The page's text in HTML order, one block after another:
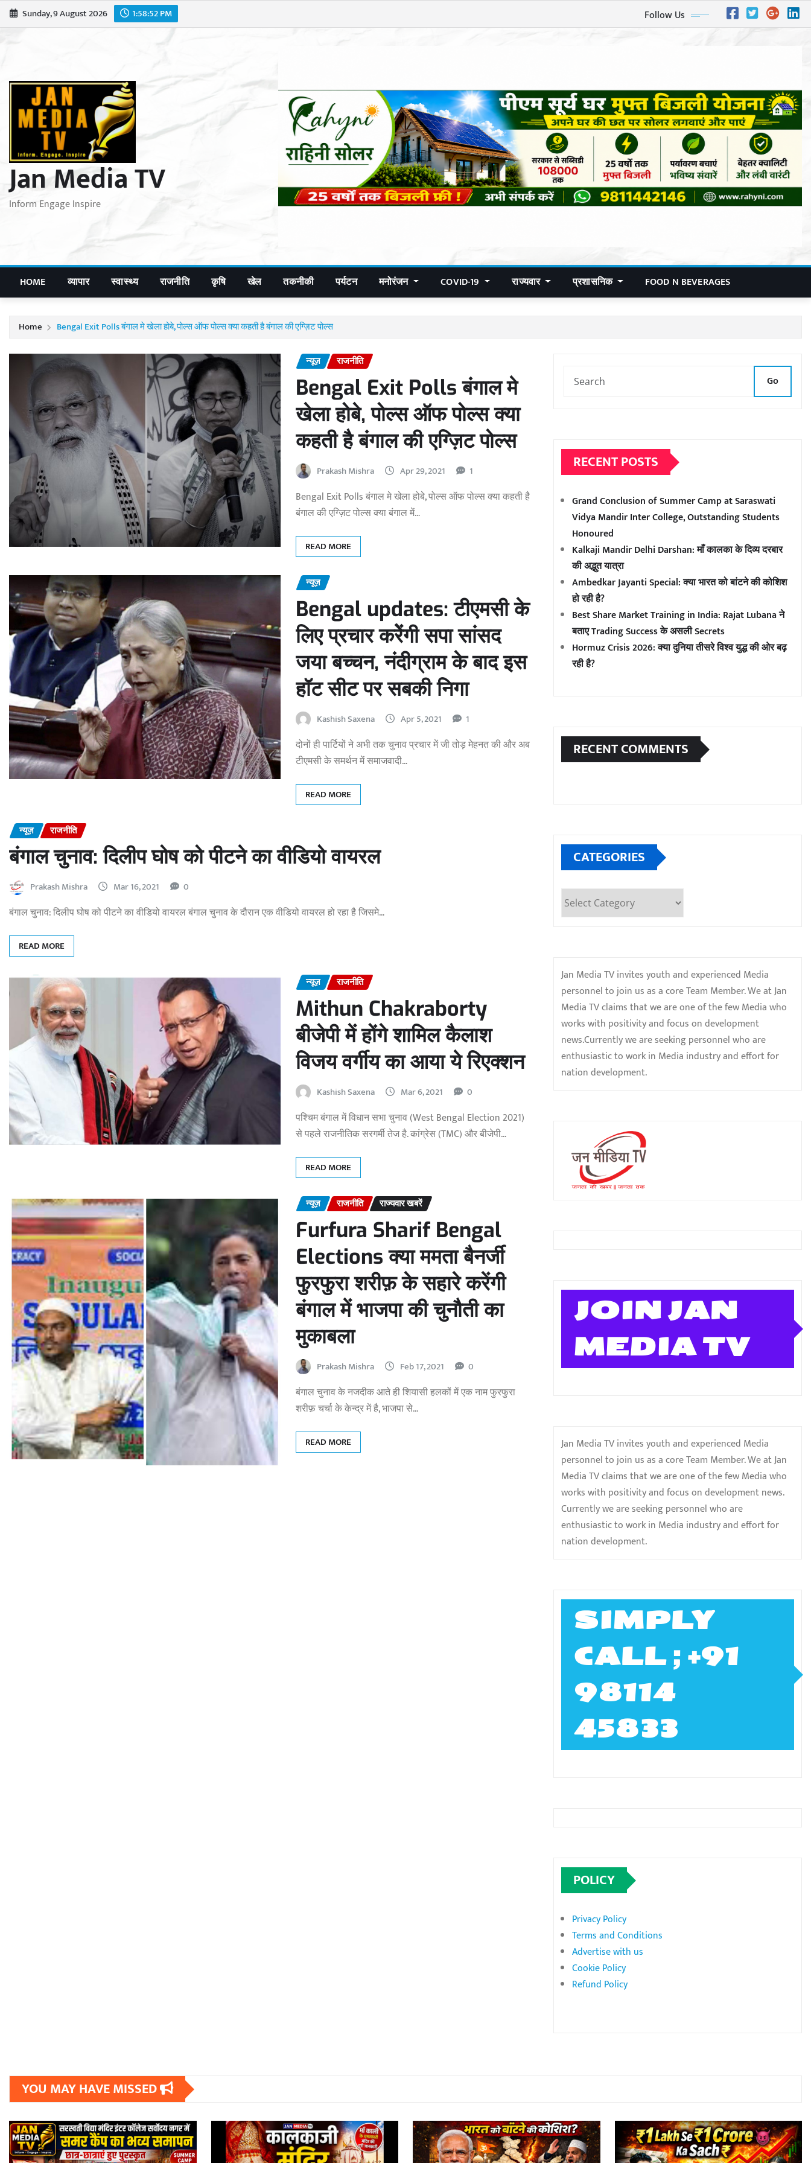
Skip
to
Sunday, 9 August 2026 1:58:53 PM Follow Us
Jan Media TV
Inform Engage Inspire
HOME व्यापार स्वास्थ्य राजनीति कृषि खेल तकनीकी पर्यटन मनोरंजन COVID-19 राज्यवार प्रशासनिक FOOD N BEVERAGES
Home Bengal Exit Polls बंगाल मे खेला होबे, पोल्स ऑफ पोल्स क्या कहती है बंगाल की एग्ज़िट पोल्स
न्यूज़ राजनीति
Bengal Exit Polls बंगाल मे
खेला होबे, पोल्स ऑफ पोल्स क्या
कहती है बंगाल की एग्ज़िट पोल्स
Prakash Mishra Apr 29, 2021 1
Bengal Exit Polls बंगाल मे खेला होबे, पोल्स ऑफ पोल्स क्या कहती है
बंगाल की एग्ज़िट पोल्स क्या बंगाल में…
READ MORE
न्यूज़
Bengal updates: टीएमसी के
लिए प्रचार करेेंगी सपा सांसद
जया बच्चन, नंदीग्राम के बाद इस
हॉट सीट पर सबकी निगा
Kashish Saxena Apr 5, 2021 1
दोनों ही पार्टियों ने अभी तक चुनाव प्रचार में जी तोड़ मेहनत की और अब
टीएमसी के समर्थन में समाजवादी…
READ MORE
न्यूज़ राजनीति
बंगाल चुनाव: दिलीप घोष को पीटने का वीडियो वायरल
Prakash Mishra Mar 16, 2021 0
बंगाल चुनाव: दिलीप घोष को पीटने का वीडियो वायरल बंगाल चुनाव के दौरान एक वीडियो वायरल हो रहा है जिसमे…
READ MORE
न्यूज़ राजनीति
Mithun Chakraborty
बीजेपी में होंगे शामिल कैलाश
विजय वर्गीय का आया ये रिएक्शन
Kashish Saxena Mar 6, 2021 0
पश्चिम बंगाल में विधान सभा चुनाव (West Bengal Election 2021)
से पहले राजनीतिक सरगर्मी तेज है. कांग्रेस (TMC) और बीजेपी…
READ MORE
न्यूज़ राजनीति राज्यवार खबरें
Furfura Sharif Bengal
Elections क्या ममता बैनर्जी
फुरफुरा शरीफ़ के सहारे करेंगी
बंगाल में भाजपा की चुनौती का
मुकाबला
Prakash Mishra Feb 17, 2021 0
बंगाल चुनाव के नजदीक आते ही शियासी हलकों में एक नाम फुरफुरा
शरीफ़ चर्चा के केन्द्र में है, भाजपा से…
READ MORE
Go
RECENT POSTS
Grand Conclusion of Summer Camp at Saraswati
Vidya Mandir Inter College, Outstanding Students
Honoured
Kalkaji Mandir Delhi Darshan: माँ कालका के दिव्य दरबार
की अद्भुत यात्रा
Ambedkar Jayanti Special: क्या भारत को बांटने की कोशिश
हो रही है?
Best Share Market Training in India: Rajat Lubana ने
बताए Trading Success के असली Secrets
Hormuz Crisis 2026: क्या दुनिया तीसरे विश्व युद्ध की ओर बढ़
रही है?
RECENT COMMENTS
CATEGORIES
Categories
Jan Media TV invites youth and experienced Media
personnel to join us as a core Team Member. We at Jan
Media TV claims that we are one of the few Media who
works with positivity and focus on development
news.Currently we are seeking personnel who are
enthusiastic to work in Media industry and effort for
nation development.
JOIN JAN
MEDIA TV
Jan Media TV invites youth and experienced Media
personnel to join us as a core Team Member. We at Jan
Media TV claims that we are one of the few Media who
works with positivity and focus on development news.
Currently we are seeking personnel who are
enthusiastic to work in Media industry and effort for
nation development.
SIMPLY
CALL ; +91
98114
45833
POLICY
Privacy Policy
Terms and Conditions
Advertise with us
Cookie Policy
Refund Policy
YOU MAY HAVE MISSED